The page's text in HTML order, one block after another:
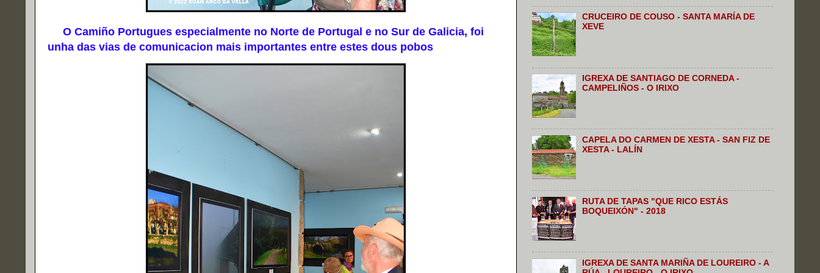
O Camiño Portugues especialmente no Norte de Portugal e no Sur de Galicia, foi
unha das vias de comunicacion mais importantes entre estes dous pobos
CRUCEIRO DE COUSO - SANTA MARÍA DE
XEVE
IGREXA DE SANTIAGO DE CORNEDA -
CAMPELIÑOS - O IRIXO
CAPELA DO CARMEN DE XESTA - SAN FIZ DE
XESTA - LALÍN
RUTA DE TAPAS "QUE RICO ESTÁS
BOQUEIXÓN" - 2018
IGREXA DE SANTA MARIÑA DE LOUREIRO - A